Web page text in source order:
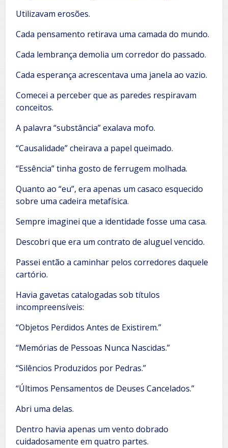
Utilizavam erosões.
Cada pensamento retirava uma camada do mundo.
Cada lembrança demolia um corredor do passado.
Cada esperança acrescentava uma janela ao vazio.
Comecei a perceber que as paredes respiravam
conceitos.
A palavra “substância” exalava mofo.
“Causalidade” cheirava a papel queimado.
“Essência” tinha gosto de ferrugem molhada.
Quanto ao “eu”, era apenas um casaco esquecido
sobre uma cadeira metafísica.
Sempre imaginei que a identidade fosse uma casa.
Descobri que era um contrato de aluguel vencido.
Passei então a caminhar pelos corredores daquele
cartório.
Havia gavetas catalogadas sob títulos
incompreensíveis:
“Objetos Perdidos Antes de Existirem.”
“Memórias de Pessoas Nunca Nascidas.”
“Silêncios Produzidos por Pedras.”
“Últimos Pensamentos de Deuses Cancelados.”
Abri uma delas.
Dentro havia apenas um vento dobrado
cuidadosamente em quatro partes.